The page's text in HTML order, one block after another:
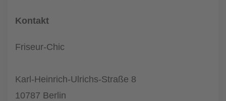
Kontakt
Friseur-Chic
Karl-Heinrich-Ulrichs-Straße 8
10787 Berlin